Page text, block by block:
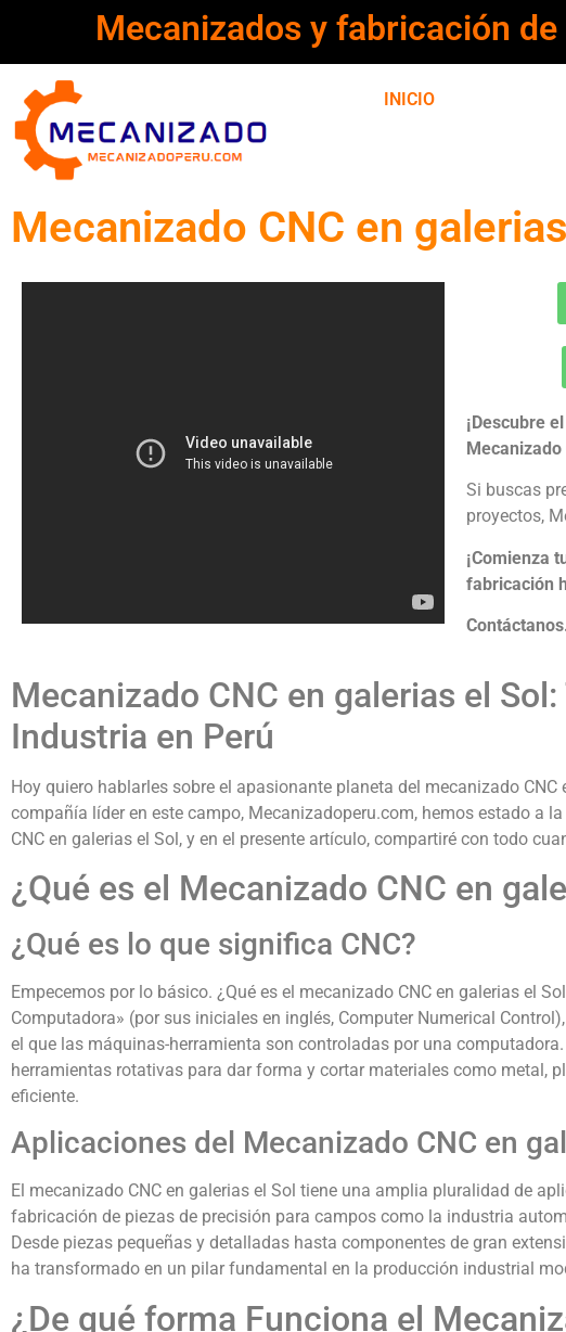
Mecanizados y fabricación de
INICIO
Mecanizado CNC en
¡Descubre
Mecanizado
Si buscas
proyectos,
¡Comienza
fabricación
Mecanizado CNC en galerias el
Industria en Perú
Hoy quiero hablarles sobre el apasionante planeta del mecanizado CNC
compañía líder en este campo, Mecanizadoperu.com, hemos estado a
CNC en galerias el Sol, y en el presente artículo, compartiré con todo
¿Qué es el Mecanizado CNC en
¿Qué es lo que significa CNC?
Empecemos por lo básico. ¿Qué es el mecanizado CNC en galerias el
Computadora» (por sus iniciales en inglés, Computer Numerical
el que las máquinas-herramienta son controladas por una
herramientas rotativas para dar forma y cortar materiales como metal,
eficiente.
Aplicaciones del Mecanizado CNC en
El mecanizado CNC en galerias el Sol tiene una amplia pluralidad de
fabricación de piezas de precisión para campos como la industria
Desde piezas pequeñas y detalladas hasta componentes de gran
ha transformado en un pilar fundamental en la producción industrial
¿De qué forma Funciona el